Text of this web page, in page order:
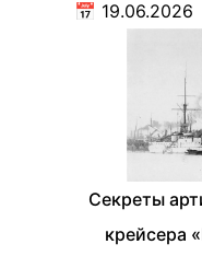
📅 19.06.2026
Секреты
крейсера